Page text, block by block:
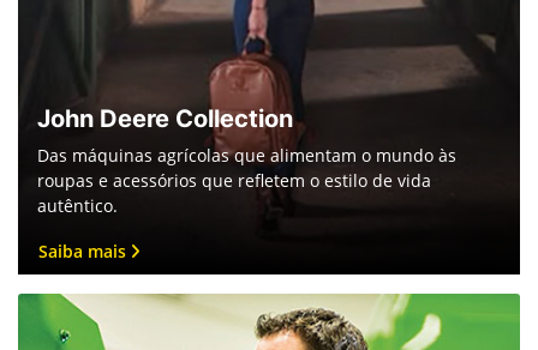
John Deere Collection
Das máquinas agrícolas que alimentam o mundo às
roupas e acessórios que refletem o estilo de vida
autêntico.
Saiba mais